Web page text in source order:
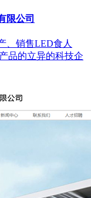
限公司
、销售LED食人
品的立异的科技企